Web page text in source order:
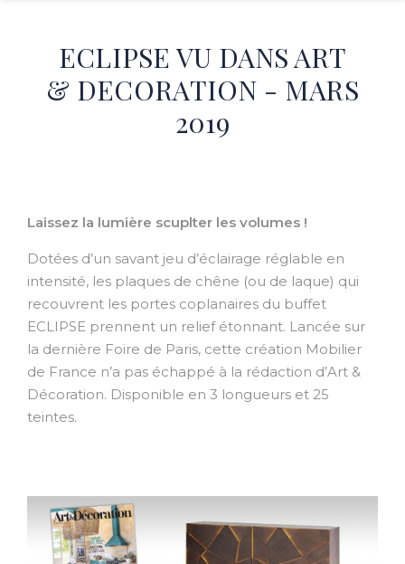
ECLIPSE VU DANS ART
& DECORATION - MARS
2019
Laissez la lumière scuplter les volumes !
Dotées d’un savant jeu d’éclairage réglable en
intensité, les plaques de chêne (ou de laque) qui
recouvrent les portes coplanaires du buffet
ECLIPSE prennent un relief étonnant. Lancée sur
la dernière Foire de Paris, cette création Mobilier
de France n’a pas échappé à la rédaction d’Art &
Décoration. Disponible en 3 longueurs et 25
teintes.